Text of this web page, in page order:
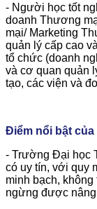
- Người học tốt
doanh Thương
mại/ Marketing
quản lý cấp cao
tổ chức (doanh
và cơ quan quản
tạo, các viện và
Điểm nổi bật
- Trường Đại học
có uy tín, với quy
minh bạch,
ngừng được nâng